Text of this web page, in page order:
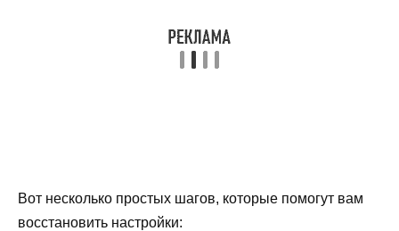
Вот несколько простых шагов, которые помогут вам
восстановить настройки: